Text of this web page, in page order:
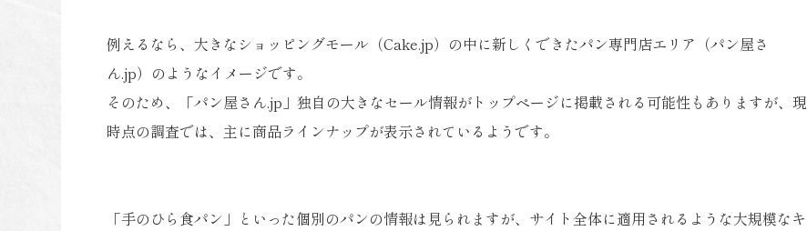
例えるなら、大きなショッピングモール（Cake.jp）の中に新しくできたパン専門店エリア（パン屋さ
ん.jp）のようなイメージです。
そのため、「パン屋さん.jp」独自の大きなセール情報がトップページに掲載される可能性もありますが、現
時点の調査では、主に商品ラインナップが表示されているようです。
「手のひら食パン」といった個別のパンの情報は見られますが、サイト全体に適用されるような大規模なキ